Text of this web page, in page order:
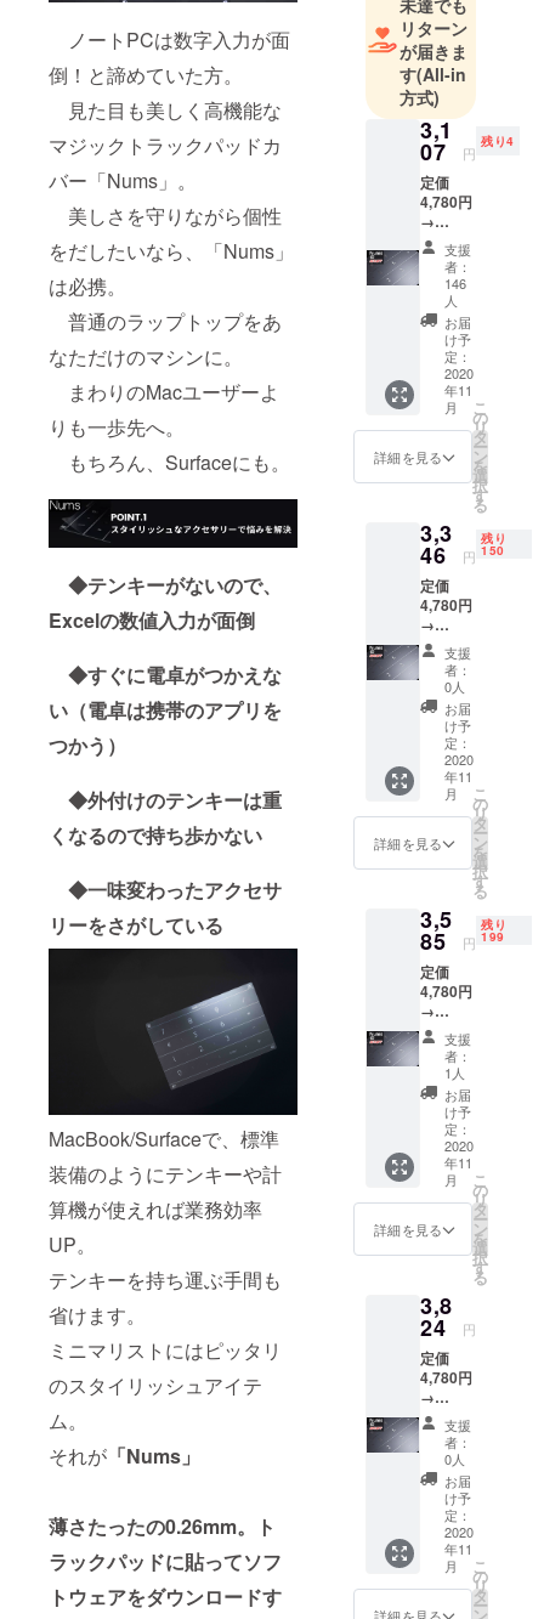
ノートPCは数字入力が面
倒！と諦めていた方。
見た目も美しく高機能な
マジックトラックパッドカ
バー「Nums」。
美しさを守りながら個性
をだしたいなら、「Nums」
は必携。
普通のラップトップをあ
なただけのマシンに。
まわりのMacユーザーよ
りも一歩先へ。
もちろん、Surfaceにも。
◆テンキーがないので、
Excelの数値入力が面倒
◆すぐに電卓がつかえな
い（電卓は携帯のアプリを
つかう）
◆外付けのテンキーは重
くなるので持ち歩かない
◆一味変わったアクセサ
リーをさがしている
MacBook/Surfaceで、標準
装備のようにテンキーや計
算機が使えれば業務効率
UP。
テンキーを持ち運ぶ手間も
省けます。
ミニマリストにはピッタリ
のスタイリッシュアイテ
ム。
それが 「Nums」
薄さたったの0.26mm。ト
ラックパッドに貼ってソフ
トウェアをダウンロードす
る「ワクワ
ク・ドキド
キ」とした
感情価値を
大切にして
います。世
界中から商
品を発掘
し、みなさ
まの生活に
「ときめ
き」をお届
けします。
未達でも
リターン
が届きま
す(All-in
方式)
3,1
07 円
残り4
定価
4,780円
→
3,107円
（税・
送料
込） 配
送時
期：
2020年
11月
【内
容】
■Nums
× 1個 ※
ださ
い。 ※
お間違
いには
ご対応
できか
ねます
ので、
再度ご
確認を
お願い
致しま
す。 ※
製造状
況等で
配達遅
が発生
した場
合は、
活動報
告にて
状況詳
細をお
知らせ
いたし
ます。
【対応
機種選
択時の
注意事
項】
Macboo
kAir202
0に適応
デル
は、
MacBo
okAir13
インチ
（2018
）にな
りま
す。
※2：
Surface
book2
Surface
支援
者：
146
人
お届
け予
定：
2020
年11
月
詳細を見る
こ
の
リ
タ
ー
ン
を
選
択
す
る
3,3
46 円
残り
150
定価
4,780円
→
3,346円
（税・
送料
込） 配
送時
期：
2020年
11月
【内
容】
■Nums
× 1個 ※
選びく
ださ
い。 ※
選択の
お間違
いには
ご対応
できか
ねます
ので、
再度ご
確認を
お願い
致しま
す。 ※
製造状
況等で
る場合
が発生
合は、
活動報
告にて
状況詳
細をお
知らせ
いたし
ます。
【対応
機種選
択時の
注意事
項】
支援
者：
0人
お届
け予
定：
2020
年11
月
詳細を見る
こ
の
リ
タ
ー
ン
を
選
択
す
る
3,5
85 円
残り
199
定価
4,780円
→
3,580円
（税・
送料
込） 配
送時
期：
2020年
11月
【内
容】
■Nums
× 1個 ※
選びく
ださ
い。 ※
選択の
お間違
いには
ご対応
できか
ねます
ので、
再度ご
確認を
お願い
致しま
す。 ※
製造状
況等で
支援
者：
1人
お届
け予
定：
2020
年11
月
詳細を見る
こ
の
リ
タ
ー
ン
を
選
択
す
る
3,8
24 円
定価
4,780円
→
3,824円
（税・
送料
込） 配
送時
期：
2020年
11月
【内
容】
■Nums
支援
者：
0人
お届
け予
定：
2020
年11
月
こ
の
リ
タ
ー